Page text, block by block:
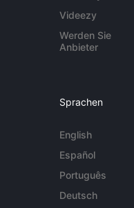
Videezy
Werden Sie
Anbieter
Sprachen
English
Español
Português
Deutsch